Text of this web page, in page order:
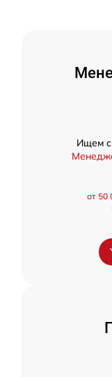
Ищем
от 50